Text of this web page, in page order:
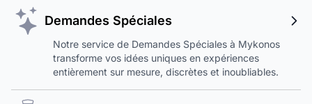
Demandes Spéciales
Notre service de Demandes Spéciales à Mykonos
transforme vos idées uniques en expériences
entièrement sur mesure, discrètes et inoubliables.